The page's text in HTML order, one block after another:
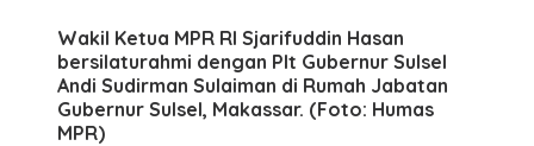
Wakil Ketua MPR RI Sjarifuddin Hasan
bersilaturahmi dengan Plt Gubernur Sulsel
Andi Sudirman Sulaiman di Rumah Jabatan
Gubernur Sulsel, Makassar. (Foto: Humas
MPR)